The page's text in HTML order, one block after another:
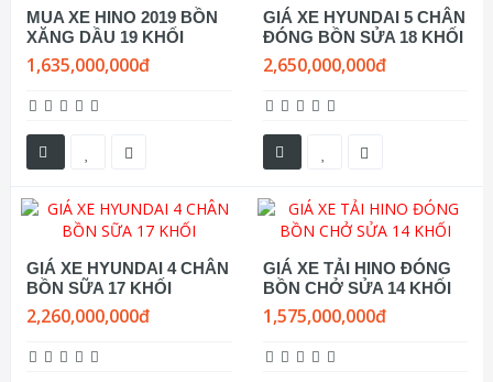
MUA XE HINO 2019 BỒN
XĂNG DẦU 19 KHỐI
1,635,000,000đ
GIÁ XE HYUNDAI 5 CHÂN
ĐÓNG BỒN SỬA 18 KHỐI
2,650,000,000đ
GIÁ XE HYUNDAI 4 CHÂN
BỒN SỮA 17 KHỐI
2,260,000,000đ
GIÁ XE TẢI HINO ĐÓNG
BỒN CHỞ SỬA 14 KHỐI
1,575,000,000đ